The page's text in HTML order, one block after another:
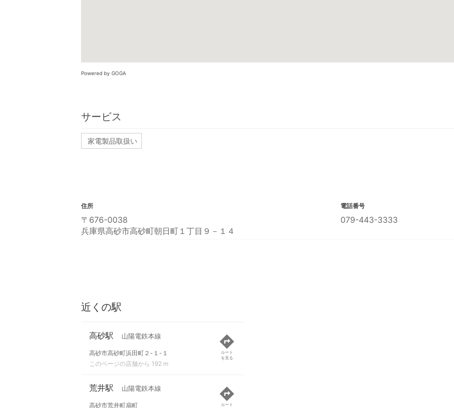
Powered by GOGA
サービス
家電製品取扱い
住所
〒676-0038
兵庫県高砂市高砂町朝日町１丁目９－１４
電話番号
079-443-3333
近くの駅
高砂駅 山陽電鉄本線
高砂市高砂町浜田町２-１-１
このページの店舗から 192 m
ルート
を見る
荒井駅 山陽電鉄本線
高砂市荒井町扇町
ルート